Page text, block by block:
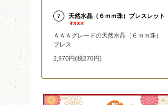
7 天然水晶（６ｍｍ珠）ブレスレット
ＡＡＡグレードの天然水晶（６ｍｍ珠）
ブレス
2,970円(税270円)